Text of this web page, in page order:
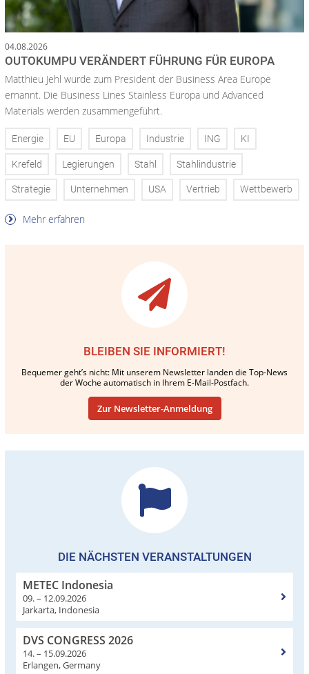
04.08.2026
OUTOKUMPU VERÄNDERT FÜHRUNG FÜR EUROPA
Matthieu Jehl wurde zum President der Business Area Europe
ernannt. Die Business Lines Stainless Europa und Advanced
Materials werden zusammengeführt.
Energie EU Europa Industrie ING KI
Krefeld Legierungen Stahl Stahlindustrie
Strategie Unternehmen USA Vertrieb Wettbewerb
Mehr erfahren
BLEIBEN SIE INFORMIERT!
Bequemer geht’s nicht: Mit unserem Newsletter landen die Top-News
der Woche automatisch in Ihrem E-Mail-Postfach.
Zur Newsletter-Anmeldung
DIE NÄCHSTEN VERANSTALTUNGEN
METEC Indonesia
09. – 12.09.2026
Jarkarta, Indonesia
DVS CONGRESS 2026
14. – 15.09.2026
Erlangen, Germany